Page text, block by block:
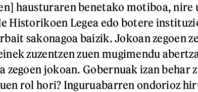
hausturaren benetako motiboa, nire
Historikoen Legea edo botere
sakonagoa baizik. Jokoan zegoen
zuzentzen zuen mugimendu
zegoen jokoan. Gobernuak izan behar
rol hori? Inguruabarren ondorioz